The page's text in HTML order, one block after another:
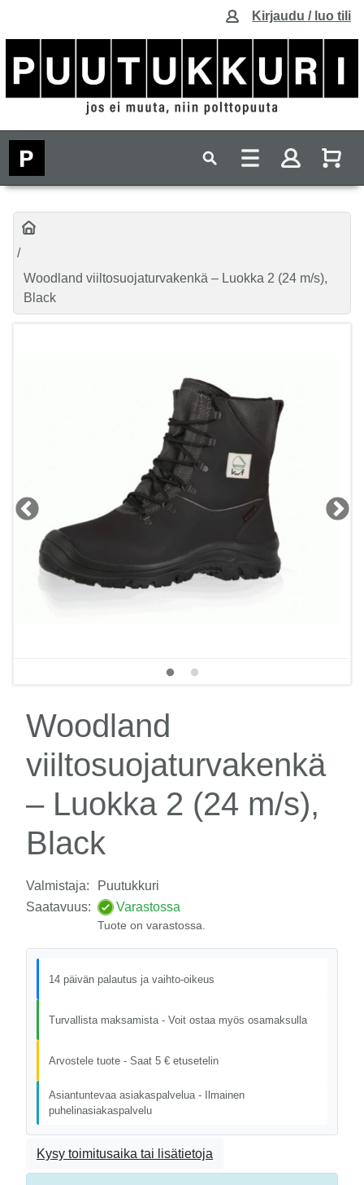
Kirjaudu / luo tili
Woodland viiltosuojaturvakenkä – Luokka 2 (24 m/s),
Black
Woodland
viiltosuojaturvakenkä
– Luokka 2 (24 m/s),
Black
Valmistaja:
Puutukkuri
Saatavuus:
Varastossa
Tuote on varastossa.
14 päivän palautus ja vaihto-oikeus
Turvallista maksamista - Voit ostaa myös osamaksulla
Arvostele tuote - Saat 5 € etusetelin
Asiantuntevaa asiakaspalvelua - Ilmainen
puhelinasiakaspalvelu
Kysy toimitusaika tai lisätietoja